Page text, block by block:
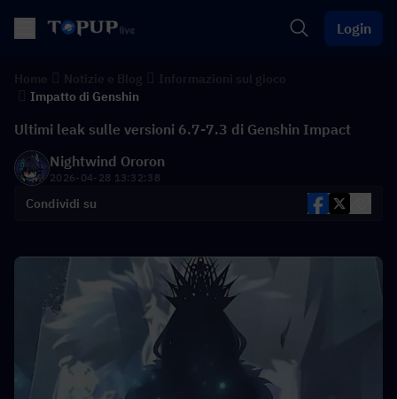
Login
Impatto di Genshin
Ultimi leak sulle versioni 6.7-7.3 di Genshin Impact
Nightwind Ororon
2026-04-28 13:32:38
Condividi su